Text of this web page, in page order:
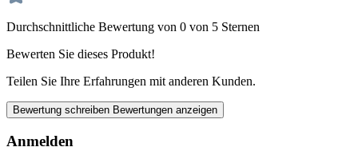
Durchschnittliche Bewertung von 0 von 5 Sternen
Bewerten Sie dieses Produkt!
Teilen Sie Ihre Erfahrungen mit anderen Kunden.
Bewertung schreiben Bewertungen anzeigen
Anmelden